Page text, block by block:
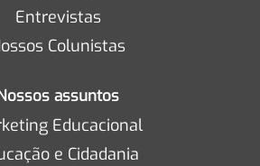
Entrevistas
Colunistas
assuntos
Educacional
e Cidadania